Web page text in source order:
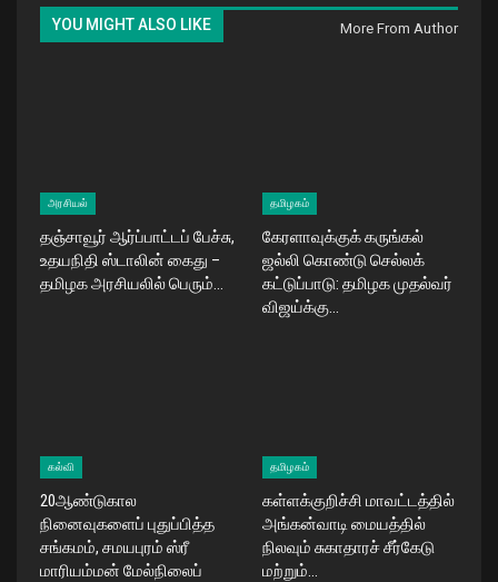
YOU MIGHT ALSO LIKE More From Author
அரசியல்
தஞ்சாவூர் ஆர்ப்பாட்டப் பேச்சு,
உதயநிதி ஸ்டாலின் கைது –
தமிழக அரசியலில் பெரும்…
தமிழகம்
கேரளாவுக்குக் கருங்கல்
ஜல்லி கொண்டு செல்லக்
கட்டுப்பாடு: தமிழக முதல்வர்
விஜய்க்கு…
கல்வி
20ஆண்டுகால
நினைவுகளைப் புதுப்பித்த
சங்கமம், சமயபுரம் ஸ்ரீ
மாரியம்மன் மேல்நிலைப்
தமிழகம்
கள்ளக்குறிச்சி மாவட்டத்தில்
அங்கன்வாடி மையத்தில்
நிலவும் சுகாதாரச் சீர்கேடு
மற்றும்…